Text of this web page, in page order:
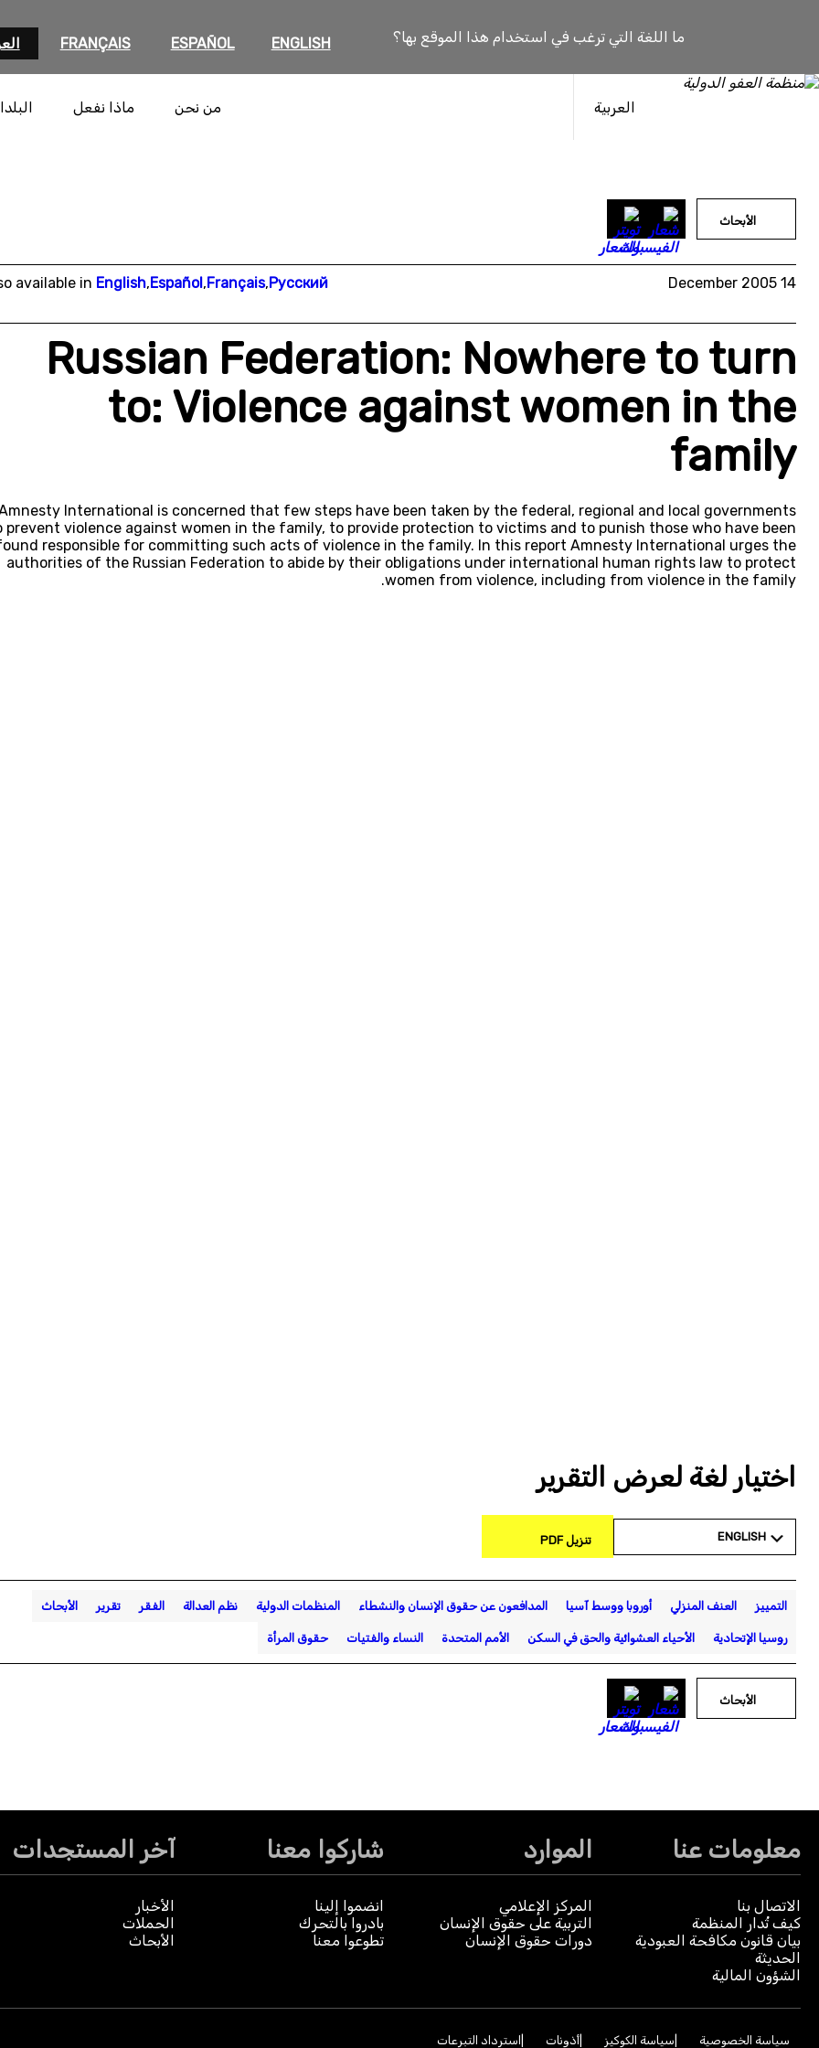
ما اللغة التي ترغب في استخدام هذا الموقع بها؟ ENGLISH
ESPAÑOL
FRANÇAIS
العربية من نحن ماذا نفعل
الأبحاث
14 December 2005
available in English,Español,Français,Русский
Russian Federation: Nowhere to turn
to: Violence against women in the
family
International is concerned that few steps have been taken by the federal, regional and local governments
prevent violence against women in the family, to provide protection to victims and to punish those who have been
responsible for committing such acts of violence in the family. In this report Amnesty International urges the
authorities of the Russian Federation to abide by their obligations under international human rights law to protect
women from violence, including from violence in the family.
اختيار لغة لعرض التقرير
ENGLISH تنزيل PDF
التمييز العنف المنزلي أوروبا ووسط آسيا المدافعون عن حقوق الإنسان والنشطاء المنظمات الدولية نظم العدالة الفقر تقرير الأبحاث
روسيا الإتحادية الأحياء العشوائية والحق في السكن الأمم المتحدة النساء والفتيات حقوق المرأة
الأبحاث
معلومات عنا
الاتصال بنا
كيف تُدار المنظمة
بيان قانون مكافحة العبودية
الحديثة
الشؤون المالية
الموارد
المركز الإعلامي
التربية على حقوق الإنسان
دورات حقوق الإنسان
شاركوا معنا
انضموا إلينا
بادروا بالتحرك
تطوعوا معنا
آخر المستجدات
الأخبار
الحملات
الأبحاث
سياسة الخصوصية سياسة الكوكيز أذونات استرداد التبرعات